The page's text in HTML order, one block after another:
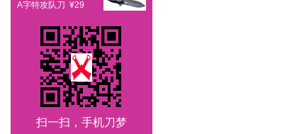
A字特攻队刀 ¥29
扫一扫，手机刀梦